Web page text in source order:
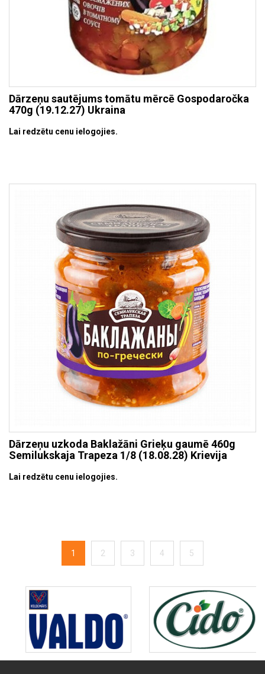
Dārzeņu sautējums tomātu mērcē Gospodaročka
470g (19.12.27) Ukraina
Lai redzētu cenu ielogojies.
Dārzeņu uzkoda Baklažāni Grieķu gaumē 460g
Semilukskaja Trapeza 1/8 (18.08.28) Krievija
Lai redzētu cenu ielogojies.
1 2 3 4 5